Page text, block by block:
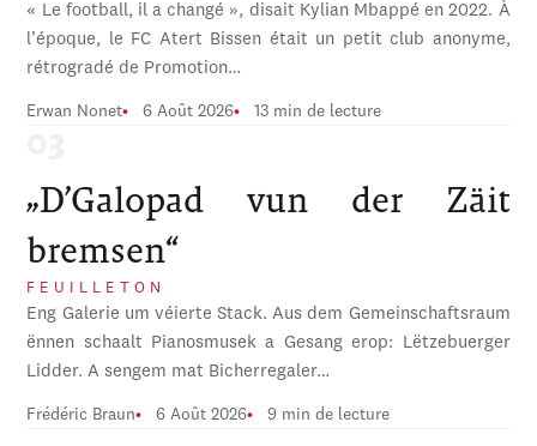
« Le football, il a changé », disait Kylian Mbappé en 2022. À
l’époque, le FC Atert Bissen était un petit club anonyme,
rétrogradé de Promotion…
Erwan Nonet 6 Août 2026 13 min de lecture
„D’Galopad vun der Zäit
bremsen“
FEUILLETON
Eng Galerie um véierte Stack. Aus dem Gemeinschaftsraum
ënnen schaalt Pianosmusek a Gesang erop: Lëtzebuerger
Lidder. A sengem mat Bicherregaler…
Frédéric Braun 6 Août 2026 9 min de lecture